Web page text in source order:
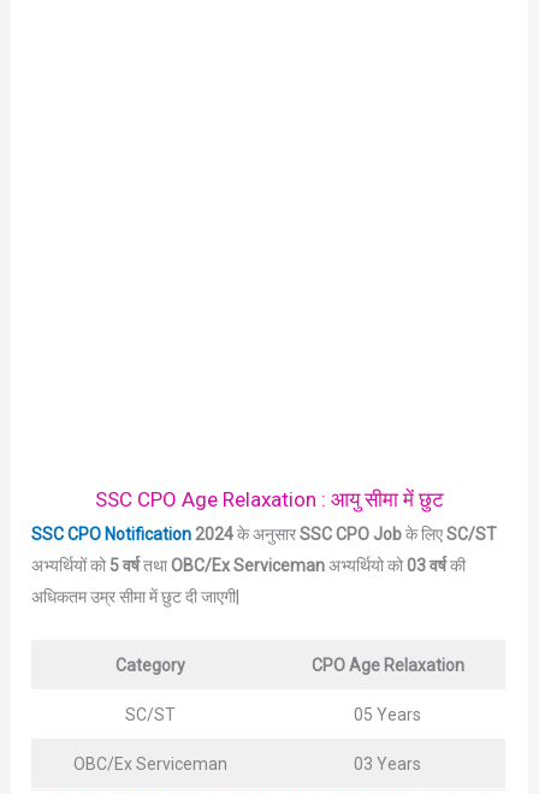
SSC CPO Age Relaxation : आयु सीमा में छुट
SSC CPO Notification 2024के अनुसारSSC CPO Jobके लिएSC/ST
अभ्यर्थियों को 5 वर्षतथाOBC/Ex Servicemanअभ्यर्थियो को03 वर्षकी
अधिकतम उम्र सीमा में छुट दी जाएगी|
Category CPO Age Relaxation
SC/ST 05 Years
OBC/Ex Serviceman 03 Years